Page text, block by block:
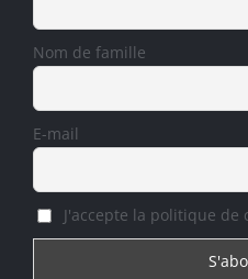
Nom de famille
E-mail
J'accepte la politique de